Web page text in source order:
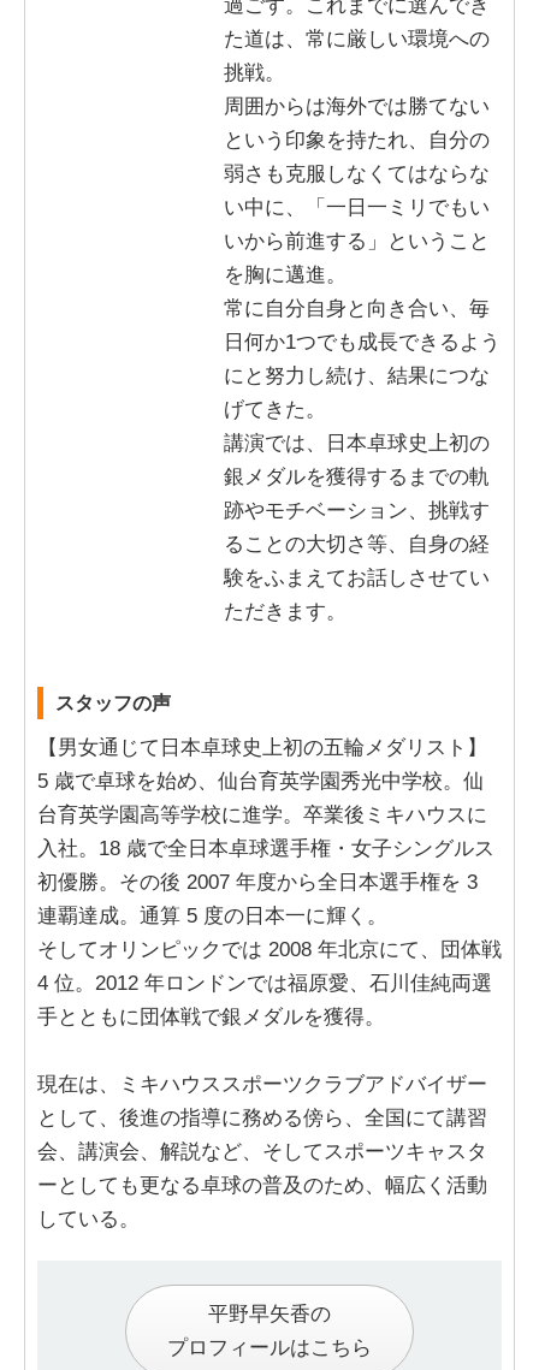
過ごす。これまでに選んでき
た道は、常に厳しい環境への
挑戦。
周囲からは海外では勝てない
という印象を持たれ、自分の
弱さも克服しなくてはならな
い中に、「一日一ミリでもい
いから前進する」ということ
を胸に邁進。
常に自分自身と向き合い、毎
日何か1つでも成長できるよう
にと努力し続け、結果につな
げてきた。
講演では、日本卓球史上初の
銀メダルを獲得するまでの軌
跡やモチベーション、挑戦す
ることの大切さ等、自身の経
験をふまえてお話しさせてい
ただきます。
スタッフの声
【男女通じて日本卓球史上初の五輪メダリスト】
5 歳で卓球を始め、仙台育英学園秀光中学校。仙
台育英学園高等学校に進学。卒業後ミキハウスに
入社。18 歳で全日本卓球選手権・女子シングルス
初優勝。その後 2007 年度から全日本選手権を 3
連覇達成。通算 5 度の日本一に輝く。
そしてオリンピックでは 2008 年北京にて、団体戦
4 位。2012 年ロンドンでは福原愛、石川佳純両選
手とともに団体戦で銀メダルを獲得。
現在は、ミキハウススポーツクラブアドバイザー
として、後進の指導に務める傍ら、全国にて講習
会、講演会、解説など、そしてスポーツキャスタ
ーとしても更なる卓球の普及のため、幅広く活動
している。
平野早矢香の
プロフィールはこちら